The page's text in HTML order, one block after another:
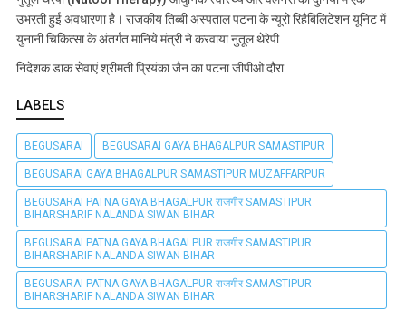
उभरती हुई अवधारणा है। राजकीय तिब्बी अस्पताल पटना के न्यूरो रिहैबिलिटेशन यूनिट में
युनानी चिकित्सा के अंतर्गत मानिये मंत्री ने करवाया नुतूल थेरेपी
निदेशक डाक सेवाएं श्रीमती प्रियंका जैन का पटना जीपीओ दौरा
LABELS
BEGUSARAI BEGUSARAI GAYA BHAGALPUR SAMASTIPUR
BEGUSARAI GAYA BHAGALPUR SAMASTIPUR MUZAFFARPUR
BEGUSARAI PATNA GAYA BHAGALPUR राजगीर SAMASTIPUR
BIHARSHARIF NALANDA SIWAN BIHAR
BEGUSARAI PATNA GAYA BHAGALPUR राजगीर SAMASTIPUR
BIHARSHARIF NALANDA SIWAN BIHAR
BEGUSARAI PATNA GAYA BHAGALPUR राजगीर SAMASTIPUR
BIHARSHARIF NALANDA SIWAN BIHAR